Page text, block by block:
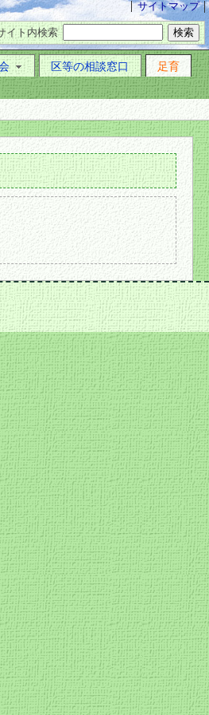
サイトマップ
イト内検索
区等の相談窓口
足育